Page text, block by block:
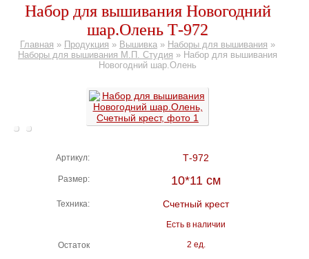
Набор для вышивания Новогодний
шар.Олень Т-972
Главная » Продукция » Вышивка » Наборы для вышивания »
Наборы для вышивания М.П. Студия » Набор для вышивания
Новогодний шар.Олень
Артикул: Т-972
Размер: 10*11 см
Техника: Счетный крест
Есть в наличии
Остаток 2 ед.